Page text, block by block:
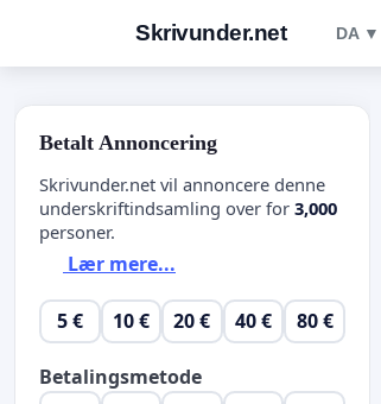
Skrivunder.net DA ▼
Betalt Annoncering
Skrivunder.net vil annoncere denne
underskriftindsamling over for 3,000
personer.
Lær mere...
5 € 10 € 20 € 40 € 80 €
Betalingsmetode